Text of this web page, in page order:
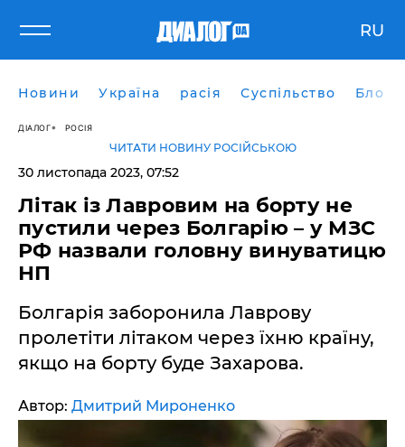
RU
Новини Україна расія Суспільство Блоги
ДІАЛОГ РОСІЯ
ЧИТАТИ НОВИНУ РОСІЙСЬКОЮ
30 листопада 2023, 07:52
Літак із Лавровим на борту не
пустили через Болгарію – у МЗС
РФ назвали головну винуватицю
НП
Болгарія заборонила Лаврову
пролетіти літаком через їхню країну,
якщо на борту буде Захарова.
Автор: Дмитрий Мироненко